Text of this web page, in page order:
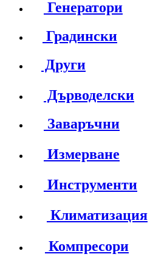
Генератори
Градински
Други
Дърводелски
Заваръчни
Измерване
Инструменти
Климатизация
Компресори